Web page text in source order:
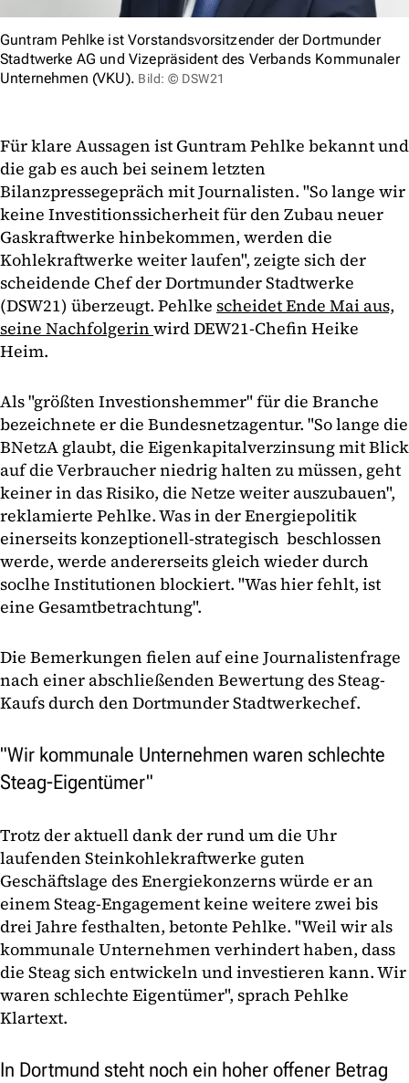
Guntram Pehlke ist Vorstandsvorsitzender der Dortmunder
Stadtwerke AG und Vizepräsident des Verbands Kommunaler
Unternehmen (VKU). Bild: © DSW21
Für klare Aussagen ist Guntram Pehlke bekannt und
die gab es auch bei seinem letzten
Bilanzpressegepräch mit Journalisten. "So lange wir
keine Investitionssicherheit für den Zubau neuer
Gaskraftwerke hinbekommen, werden die
Kohlekraftwerke weiter laufen", zeigte sich der
scheidende Chef der Dortmunder Stadtwerke
(DSW21) überzeugt. Pehlke scheidet Ende Mai aus,
seine Nachfolgerin wird DEW21-Chefin Heike
Heim.
Als "größten Investionshemmer" für die Branche
bezeichnete er die Bundesnetzagentur. "So lange die
BNetzA glaubt, die Eigenkapitalverzinsung mit Blick
auf die Verbraucher niedrig halten zu müssen, geht
keiner in das Risiko, die Netze weiter auszubauen",
reklamierte Pehlke. Was in der Energiepolitik
einerseits konzeptionell-strategisch beschlossen
werde, werde andererseits gleich wieder durch
soclhe Institutionen blockiert. "Was hier fehlt, ist
eine Gesamtbetrachtung".
Die Bemerkungen fielen auf eine Journalistenfrage
nach einer abschließenden Bewertung des Steag-
Kaufs durch den Dortmunder Stadtwerkechef.
"Wir kommunale Unternehmen waren schlechte
Steag-Eigentümer"
Trotz der aktuell dank der rund um die Uhr
laufenden Steinkohlekraftwerke guten
Geschäftslage des Energiekonzerns würde er an
einem Steag-Engagement keine weitere zwei bis
drei Jahre festhalten, betonte Pehlke. "Weil wir als
kommunale Unternehmen verhindert haben, dass
die Steag sich entwickeln und investieren kann. Wir
waren schlechte Eigentümer", sprach Pehlke
Klartext.
In Dortmund steht noch ein hoher offener Betrag